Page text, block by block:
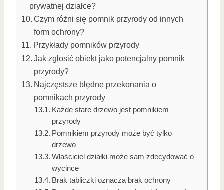
prywatnej działce?
Czym różni się pomnik przyrody od innych
form ochrony?
Przykłady pomników przyrody
Jak zgłosić obiekt jako potencjalny pomnik
przyrody?
Najczęstsze błędne przekonania o
pomnikach przyrody
Każde stare drzewo jest pomnikiem
przyrody
Pomnikiem przyrody może być tylko
drzewo
Właściciel działki może sam zdecydować o
wycince
Brak tabliczki oznacza brak ochrony